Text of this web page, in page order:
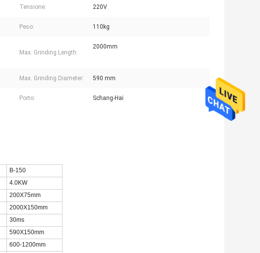
Tensione: 220V
Peso: 110kg
Max. Grinding Length:
2000mm
Max. Grinding Diameter: 590 mm
Porto: Schang-Hai
B-150
4.0KW
200X75mm
2000X150mm
30ms
590X150mm
600-1200mm